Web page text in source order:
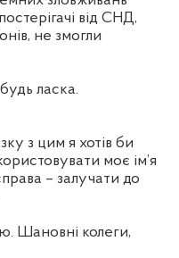
від СНД,
, не змогли
ласка.
з цим я хотів би
моє ім’я
– залучати до
колеги,